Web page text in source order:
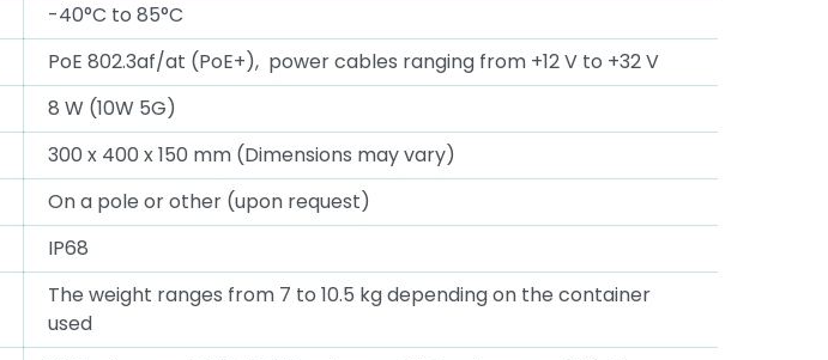
-40°C to 85°C
PoE 802.3af/at (PoE+), power cables ranging from +12 V to +32 V
8 W (10W 5G)
300 x 400 x 150 mm (Dimensions may vary)
On a pole or other (upon request)
IP68
The weight ranges from 7 to 10.5 kg depending on the container
used